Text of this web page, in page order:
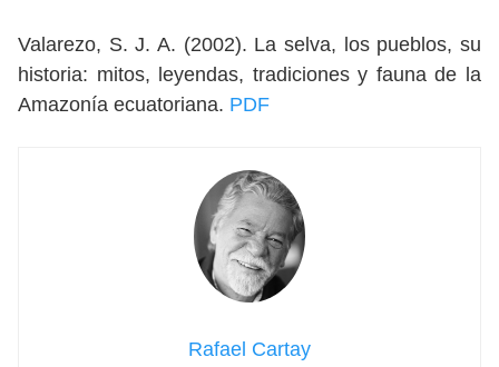
Valarezo, S. J. A. (2002). La selva, los pueblos, su
historia: mitos, leyendas, tradiciones y fauna de la
Amazonía ecuatoriana. PDF
Rafael Cartay